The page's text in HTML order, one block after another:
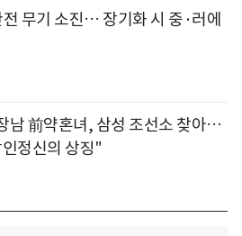
무기 소진… 장기화 시 중·러에
남 前약혼녀, 삼성 조선소 찾아…
정신의 상징"